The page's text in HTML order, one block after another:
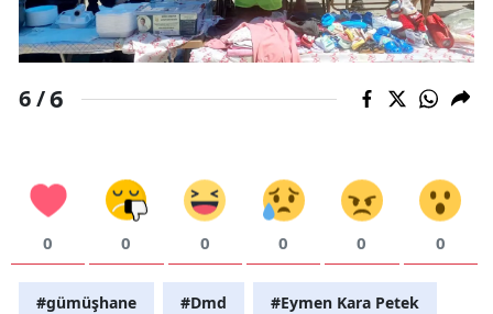
6 /6
0 0 0 0 0 0
#gümüşhane #Dmd #Eymen Kara Petek